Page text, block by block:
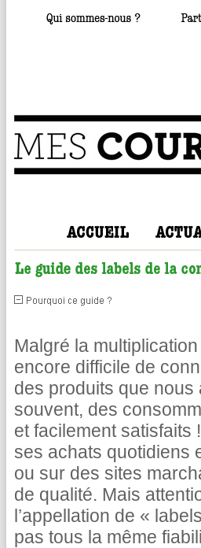
Malgré la
encore difficile de
des produits que nous
souvent, des
et facilement satisfaits
ses achats quotidiens
ou sur des sites
de qualité. Mais
l’appellation de «
pas tous la même